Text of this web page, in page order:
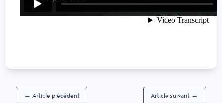
← Article précédent Article suivant →